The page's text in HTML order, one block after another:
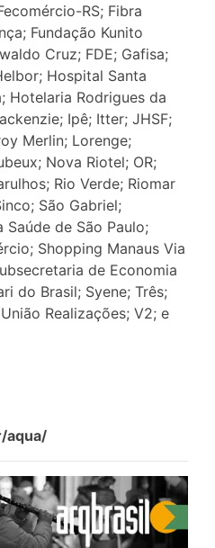
RS; Fibra
Fundação Kunito
Cruz; FDE; Gafisa;
Hospital Santa
Hotelaria Rodrigues da
Ipê; Itter; JHSF;
Merlin; Lorenge;
Nova Riotel; OR;
Rio Verde; Riomar
São Gabriel;
de São Paulo;
Shopping Manaus Via
de Economia
do Brasil; Syene; Três;
Realizações; V2; e
aqua/